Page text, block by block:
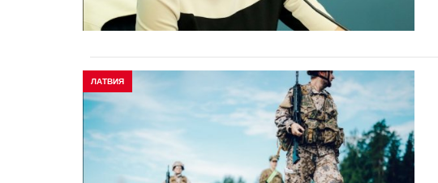
ЛАТВИЯ